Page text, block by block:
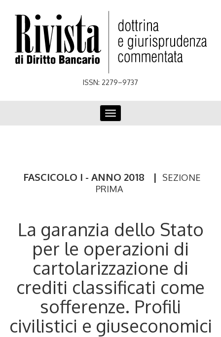
ISSN: 2279–9737
Toggle
navigation
FASCICOLO I - ANNO 2018 |
SEZIONE
PRIMA
La garanzia dello Stato
per le operazioni di
cartolarizzazione di
crediti classificati come
sofferenze. Profili
civilistici e giuseconomici